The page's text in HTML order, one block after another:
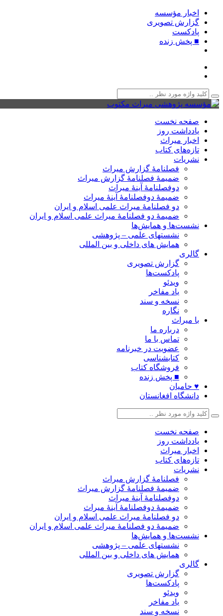
اخبار مؤسسه
گزارش تصویری
پادکست‌
■ پخش زنده
صفحه نخست
یادداشت روز
اخبار میراث
تازه‌های کتاب
نشریات
فصلنامۀ گزارش میراث
ضمیمۀ فصلنامۀ گزارش میراث
دوفصلنامۀ آینۀ میراث
ضمیمۀ دوفصلنامۀ آینۀ میراث
دو فصلنامۀ میراث علمی اسلام و ایران
ضمیمۀ دو فصلنامۀ میراث علمی اسلام و ایران
نشست‌ها و همایش‌ها
نشستهای علمی – پژوهشی
همایش های داخلی و بین المللی
گالری
گزارش تصویری
پادکست‌ها
ویدئو
یاد مفاخر
نسخه و سند
نگاره
با میراث
درباره ما
تماس با ما
عضویت در خبرنامه
کتابشناسی
فروشگاه کتاب
■ پخش زنده
♥ حامیان
دانشگاه افغانستان
صفحه نخست
یادداشت روز
اخبار میراث
تازه‌های کتاب
نشریات
فصلنامۀ گزارش میراث
ضمیمۀ فصلنامۀ گزارش میراث
دوفصلنامۀ آینۀ میراث
ضمیمۀ دوفصلنامۀ آینۀ میراث
دو فصلنامۀ میراث علمی اسلام و ایران
ضمیمۀ دو فصلنامۀ میراث علمی اسلام و ایران
نشست‌ها و همایش‌ها
نشستهای علمی – پژوهشی
همایش های داخلی و بین المللی
گالری
گزارش تصویری
پادکست‌ها
ویدئو
یاد مفاخر
نسخه و سند